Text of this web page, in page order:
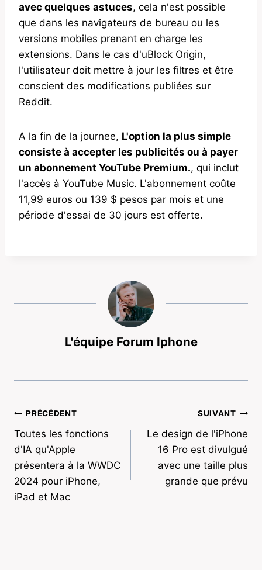
avec quelques astuces, cela n'est possible
que dans les navigateurs de bureau ou les
versions mobiles prenant en charge les
extensions. Dans le cas d'uBlock Origin,
l'utilisateur doit mettre à jour les filtres et être
conscient des modifications publiées sur
Reddit.
A la fin de la journee, L'option la plus simple
consiste à accepter les publicités ou à payer
un abonnement YouTube Premium., qui inclut
l'accès à YouTube Music. L'abonnement coûte
11,99 euros ou 139 $ pesos par mois et une
période d'essai de 30 jours est offerte.
L'équipe Forum Iphone
Navigation
de
l’article
PRÉCÉDENT
Toutes les fonctions
d'IA qu'Apple
présentera à la WWDC
2024 pour iPhone,
iPad et Mac
SUIVANT
Le design de l'iPhone
16 Pro est divulgué
avec une taille plus
grande que prévu